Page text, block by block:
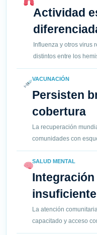
Actividad
Influenza y otros virus
distintos entre los
VACUNACIÓN
Persisten
cobertura
La recuperación
comunidades con
SALUD MENTAL
insuficiente
La atención
capacitado y acceso